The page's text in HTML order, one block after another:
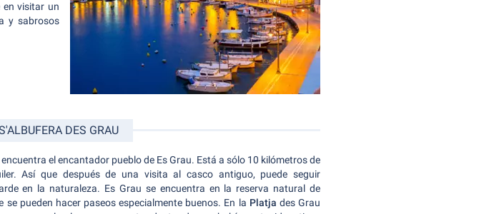
en visitar un
y sabrosos
DES GRAU
el encantador pueblo de Es Grau. Está a sólo 10 kilómetros de
Así que después de una visita al casco antiguo, puede seguir
en la naturaleza. Es Grau se encuentra en la reserva natural de
se pueden hacer paseos especialmente buenos. En la Platja des Grau